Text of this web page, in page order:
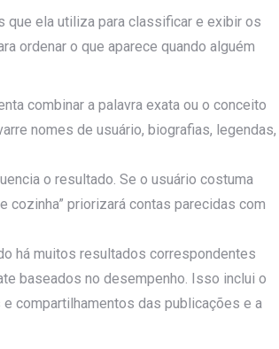
que ela utiliza para classificar e exibir os
ordenar o que aparece quando alguém
combinar a palavra exata ou o conceito
nomes de usuário, biografias, legendas,
o resultado. Se o usuário costuma
cozinha” priorizará contas parecidas com
há muitos resultados correspondentes
baseados no desempenho. Isso inclui o
compartilhamentos das publicações e a